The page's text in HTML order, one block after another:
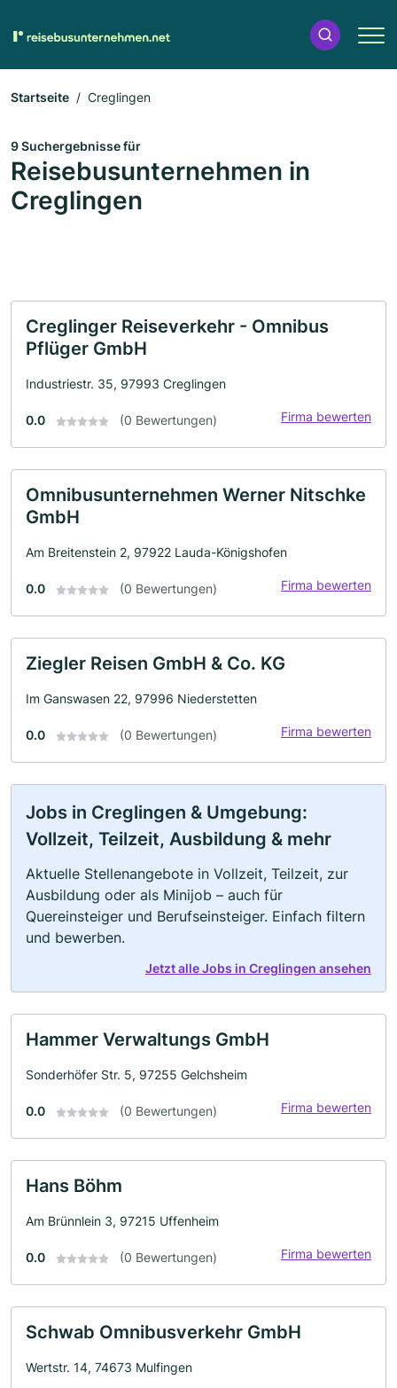
Startseite Creglingen
9 Suchergebnisse für
Reisebusunternehmen in
Creglingen
Creglinger Reiseverkehr - Omnibus
Pflüger GmbH
Industriestr. 35, 97993 Creglingen
0.0 (0 Bewertungen) Firma bewerten
Omnibusunternehmen Werner Nitschke
GmbH
Am Breitenstein 2, 97922 Lauda-Königshofen
0.0 (0 Bewertungen) Firma bewerten
Ziegler Reisen GmbH & Co. KG
Im Ganswasen 22, 97996 Niederstetten
0.0 (0 Bewertungen) Firma bewerten
Jobs in Creglingen & Umgebung:
Vollzeit, Teilzeit, Ausbildung & mehr
Aktuelle Stellenangebote in Vollzeit, Teilzeit, zur
Ausbildung oder als Minijob – auch für
Quereinsteiger und Berufseinsteiger. Einfach filtern
und bewerben.
Jetzt alle Jobs in Creglingen ansehen
Hammer Verwaltungs GmbH
Sonderhöfer Str. 5, 97255 Gelchsheim
0.0 (0 Bewertungen) Firma bewerten
Hans Böhm
Am Brünnlein 3, 97215 Uffenheim
0.0 (0 Bewertungen) Firma bewerten
Schwab Omnibusverkehr GmbH
Wertstr. 14, 74673 Mulfingen